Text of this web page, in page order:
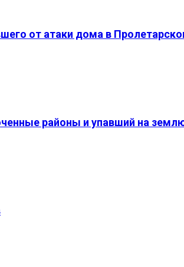
от атаки дома в
районы и упавший на